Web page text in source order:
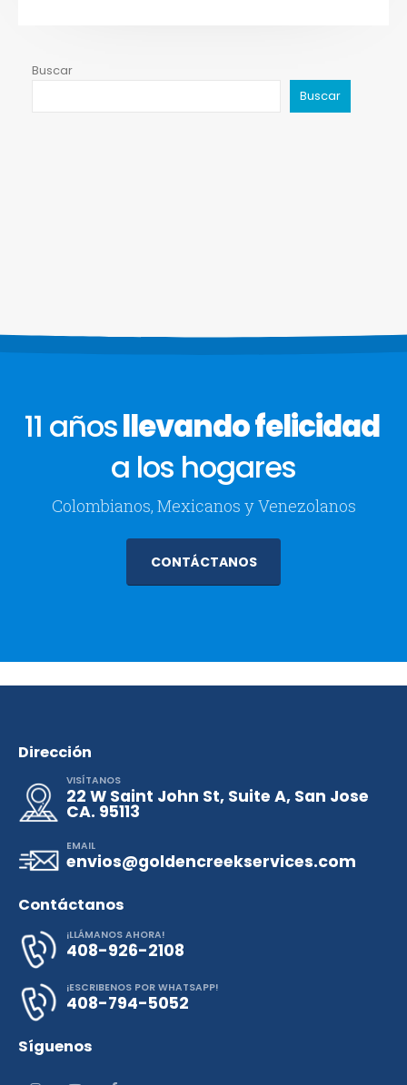
Buscar
Buscar
11 añosllevando felicidad
a los hogares
Colombianos, Mexicanos y Venezolanos
CONTÁCTANOS
Dirección
VISÍTANOS
22 W Saint John St, Suite A, San Jose
CA. 95113
EMAIL
envios@goldencreekservices.com
Contáctanos
¡LLÁMANOS AHORA!
408-926-2108
¡ESCRIBENOS POR WHATSAPP!
408-794-5052
Síguenos